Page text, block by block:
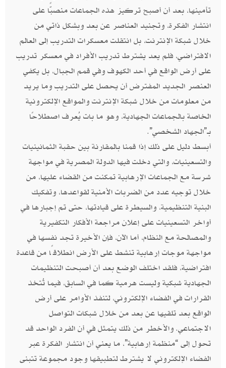
تأمينها، بعد أن أصبح تركيز هذه الجماعات منصبًّا على
انتشار الفكرة، وتجنيد العناصر عن بعد وبشكل ذاتي من
خلال شبكة الإنترنت، بل انتقلت معسكرات التدريب إلى العالم
الافتراضي، فلم يعد يشترط تدريب الأفراد في معسكر تدريب
على أرض الواقع في أحد الكهوف وفي قمم الجبال، بل يكفي
العنصر الجديد المفترض أن يحصل على التدريب وما يريد
من معلومات من خلال شبكة الإنترنت والمواقع الإلكترونية
الخاصة بالجماعات الجهادية، وهو ما بات يُعرف اصطلاحًا
بـ”الجهاد الشخصي”.
أبسط دليل على ذلك إذا قمنا بالمقارنة بين حقبة الثمانينيات
والتسعينيات، والتي دخلت فيها الدولة المصرية في مواجهة
شرسة مع الجماعات الإرهابية تمكنت من القضاء عليها، من
خلال توجيه عدد من الضربات الأمنية لقواعدها، وتفكيك
البنية التنظيمية، والسيطرة على قيادتها، حتى تم إجبارها في
أواخر التسعينيات على إعلان مراجعة الأفكار التكفيرية
والمصالحة مع النظام، أما الآن، فإن الأخيرة تجد نفسها في
مواجهة موجات إرهابية تنشط على الأرض انطلاقًا من قاعدة
افتراضية، فلقد اختلف الوضع بعد أن أصبحت التنظيمات
الجهادية شبكية وليست هرمية كما في السابق، فيما تُتخذ
القرارات في الفضاء الإلكتروني، لتنفذ الأوامر على أرض
الواقع بعد تلقيها عن بعد من خلال شبكات التواصل
الاجتماعي. والأخطر من ذلك يتمثل في أن الفرد الواحد قد
تحول إلى “منظمة إرهابية”، ما يعني أن انتشار الفكرة عبر
الفضاء الإلكتروني لا يشترط لتطبيقها وجود مجموعة تتبنى